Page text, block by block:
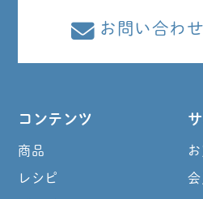
お問い合わ
コンテンツ
商品
レシピ 会